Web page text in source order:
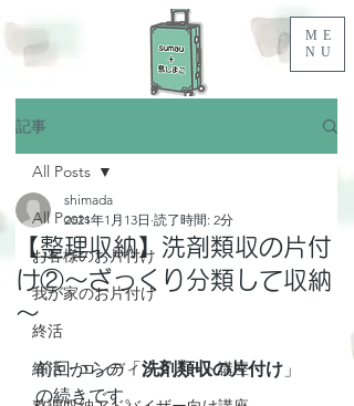
ME
NU
記事
All Posts
お客様のお片付け
我が家のお片付け
終活
終活・エンディングノート講座
All Posts
【整理収納】洗剤類収の片付
け②～ざっくり分類して収納
～
shimada
2021年1月13日 読了時間: 2分
前回からの「洗剤類収の片付け 」
の続きです。